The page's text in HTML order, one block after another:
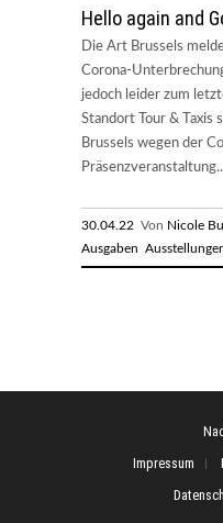
Hello again and
Die Art Brussels
Corona-
jedoch leider zum
Standort Tour & Taxis
Brussels wegen der
30.04.22 Von Nicole
Ausgaben
Impressum